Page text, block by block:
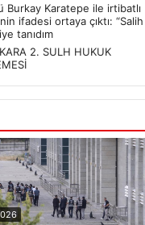
Burkay Karatepe ile irtibatlı
ifadesi ortaya çıktı: “Salih
tanıdım
2. SULH HUKUK